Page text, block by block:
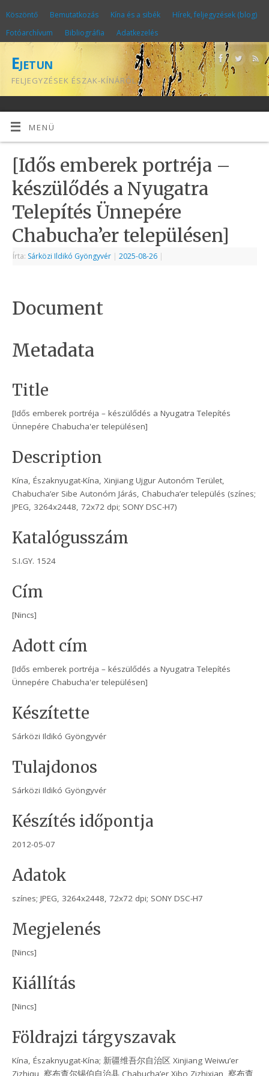
Köszöntő Bemutatkozás Kína és a sibék
Hírek, feljegyzések (blog)
Fotóarchívum
Bibliográfia Adatkezelés
Ejetun
FELJEGYZÉSEK ÉSZAK-KÍNÁRÓL
MENÜ
[Idős emberek portréja –
készülődés a Nyugatra
Telepítés Ünnepére
Chabucha’er településen]
Írta: Sárközi Ildikó Gyöngyvér | 2025-08-26 |
Document
Metadata
Title
[Idős emberek portréja – készülődés a Nyugatra Telepítés
Ünnepére Chabucha'er településen]
Description
Kína, Északnyugat-Kína, Xinjiang Ujgur Autonóm Terület,
Chabucha’er Sibe Autonóm Járás, Chabucha’er település (színes;
JPEG, 3264x2448, 72x72 dpi; SONY DSC-H7)
Katalógusszám
S.I.GY. 1524
Cím
[Nincs]
Adott cím
[Idős emberek portréja – készülődés a Nyugatra Telepítés
Ünnepére Chabucha'er településen]
Készítette
Sárközi Ildikó Gyöngyvér
Tulajdonos
Sárközi Ildikó Gyöngyvér
Készítés időpontja
2012-05-07
Adatok
színes; JPEG, 3264x2448, 72x72 dpi; SONY DSC-H7
Megjelenés
[Nincs]
Kiállítás
[Nincs]
Földrajzi tárgyszavak
Kína, Északnyugat-Kína; 新疆维吾尔自治区 Xinjiang Weiwu’er
Zizhiqu, 察布查尔锡伯自治县 Chabucha’er Xibo Zizhixian, 察布查